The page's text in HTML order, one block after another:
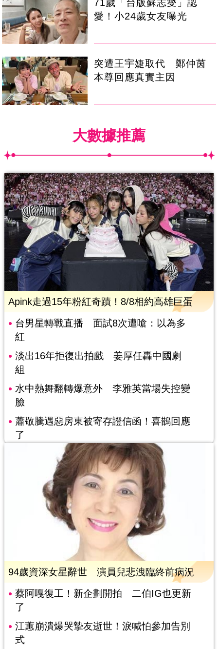
71歲「台版蘇志燮」認
愛！小24歲女友曝光
突遭王宇婕取代 鄭仲茵
本尊回應真實主因
大數據推薦
Apink走過15年粉紅奇蹟！8/8相約高雄巨蛋
台男星轉戰直播 面試8次遭嗆：以為多
紅
淡出16年拒復出拍戲 姜厚任轟中國劇
組
水中熱舞翻轉爆意外 李雅英當場失控變
臉
蕭敬騰遇惡房東被寄存證信函！喜鵲回應
了
94歲資深女星辭世 演員兒悲洩臨終前病況
蔡阿嘎復工！新企劃開拍 二伯IG也更新
了
江蕙崩潰爆哭摯友逝世！淚喊怕參加告別
式